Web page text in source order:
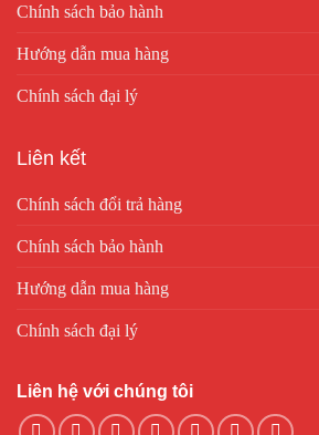
Chính sách bảo hành
Hướng dẫn mua hàng
Chính sách đại lý
Liên kết
Chính sách đổi trả hàng
Chính sách bảo hành
Hướng dẫn mua hàng
Chính sách đại lý
Liên hệ với chúng tôi